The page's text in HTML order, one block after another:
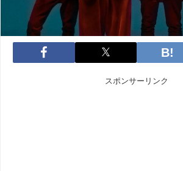
スポンサーリンク